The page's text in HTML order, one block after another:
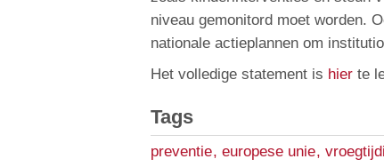
niveau gemonitord moet worden.
nationale actieplannen om
Het volledige statement is hierte
Tags
preventie, europese unie,